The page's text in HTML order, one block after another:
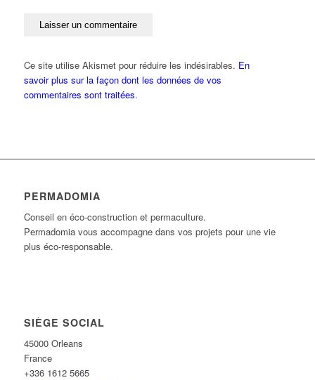
Ce site utilise Akismet pour réduire les indésirables. En
savoir plus sur la façon dont les données de vos
commentaires sont traitées.
PERMADOMIA
Conseil en éco-construction et permaculture.
Permadomia vous accompagne dans vos projets pour une vie
plus éco-responsable.
SIÈGE SOCIAL
45000 Orleans
France
+336 1612 5665